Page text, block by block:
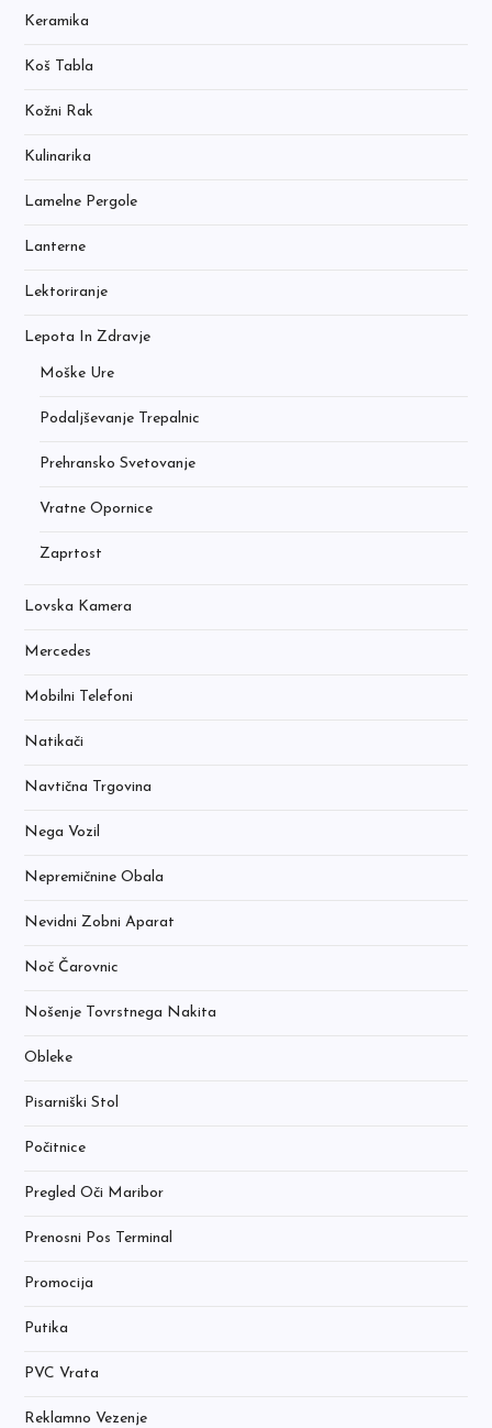
Keramika
Koš Tabla
Kožni Rak
Kulinarika
Lamelne Pergole
Lanterne
Lektoriranje
Lepota In Zdravje
Moške Ure
Podaljševanje Trepalnic
Prehransko Svetovanje
Vratne Opornice
Zaprtost
Lovska Kamera
Mercedes
Mobilni Telefoni
Natikači
Navtična Trgovina
Nega Vozil
Nepremičnine Obala
Nevidni Zobni Aparat
Noč Čarovnic
Nošenje Tovrstnega Nakita
Obleke
Pisarniški Stol
Počitnice
Pregled Oči Maribor
Prenosni Pos Terminal
Promocija
Putika
PVC Vrata
Reklamno Vezenje